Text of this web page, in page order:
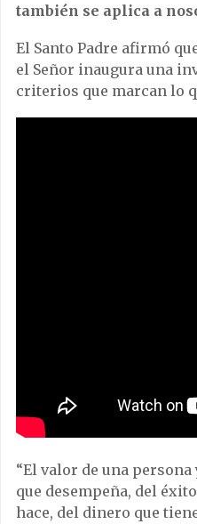
también se aplica a
El Santo Padre afirmó
el Señor inaugura una
criterios que marcan lo
“El valor de una
que desempeña, del
hace, del dinero que